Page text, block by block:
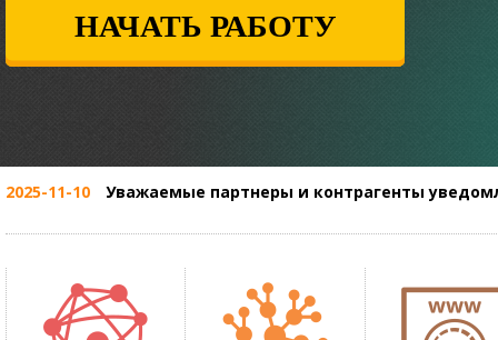
НАЧАТЬ РАБОТУ
2025-11-10 Уважаемые партнеры и контрагенты